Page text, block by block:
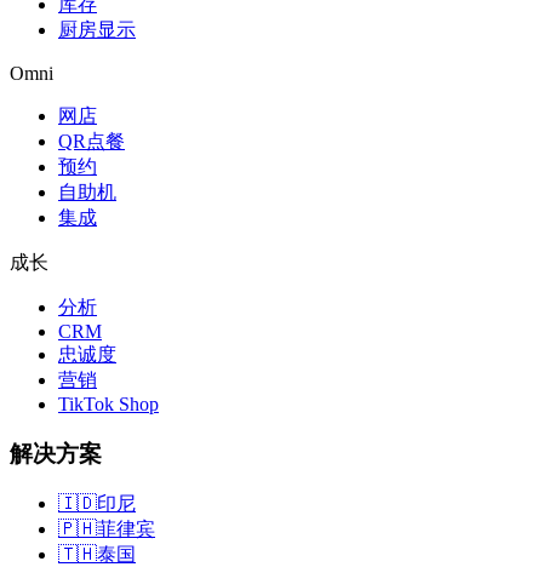
厨房显示
Omni
网店
QR点餐
预约
自助机
集成
成长
分析
CRM
忠诚度
营销
TikTok Shop
解决方案
🇮🇩印尼
🇵🇭菲律宾
🇹🇭泰国